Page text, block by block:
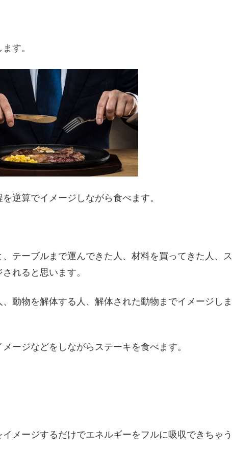
す。
逆算でイメージしながら食べます。
テーブルまで運んできた人、材料を買ってきた人、
れると思います。
動物を解体する人、解体された動物までイメージしま
ージなどをしながらステーキを食べます。
メージするだけでエネルギーをフルに吸収できちゃ